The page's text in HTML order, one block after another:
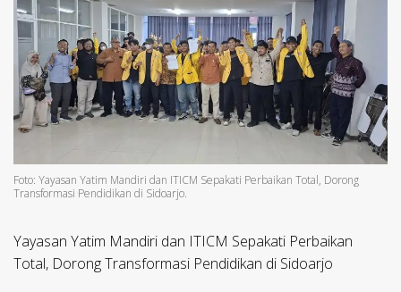
Foto: Yayasan Yatim Mandiri dan ITICM Sepakati Perbaikan Total, Dorong
Transformasi Pendidikan di Sidoarjo.
Yayasan Yatim Mandiri dan ITICM Sepakati Perbaikan
Total, Dorong Transformasi Pendidikan di Sidoarjo